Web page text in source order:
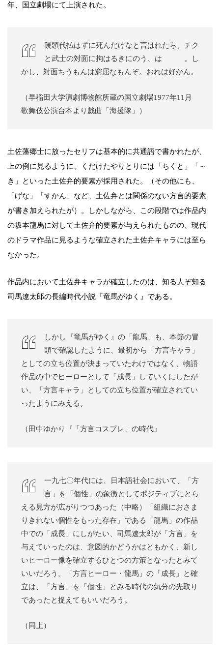
年、国立劇場にて上演された。
饅頭代払はずに死んだげなと言はれたら、チク
と武士の対面に拘はるきにのう、はゝゝゝ。し
かし、対面ちうもんは窮屈なもんぞ。おれは好かん。
（早稲田大学演劇博物館所蔵の国立劇場1977年11月
歌舞伎公演台本より戯曲「海援隊」）
土佐藩郷士に放ったセリフは基本的に共通語で書かれたが、
上の例に見るように、くだけたやりとりには「ちくと」「～
き」といった土佐弁的要素が採用された。（その他にも、
「げな」「すかん」など、土佐弁とは関係のない方言的要素
が書き加えられたが）。しかしながら、この段階では作品内
の坂本龍馬に対して土佐弁的要素が与えられたものの、現代
のドラマ作品に見るような確立された土佐弁キャラには至ら
なかった。
作品内において土佐弁キャラが確立したのは、知る人ぞ知る
司馬遼太郎の長編時代小説『竜馬がゆく』である。
しかし『竜馬がゆく』の「龍馬」も、本節の冒
頭で確認したように、最初から「方言キャラ」
としての立ち位置が決まっていたわけではなく、物語
作品の中でヒーローとして「成長」していくにしたが
い、「方言キャラ」としての立ち位置が確立されてい
ったようにみえる。
（田中ゆかり『「方言コスプレ」の時代』
一九七〇年代には、日本語社会において、「方
言」を「個性」の象徴としてポジティブにとら
える見方が広がりつつあった（中略）「組織におさま
りきれない個性をもった存在」である「龍馬」の作品
中での「成長」にしがたい、司馬遼太郎が「方言」を
与えていったのは、意図的かどうかはともかく、新し
いヒーロー像を確立するひとつの方策となったとみて
いいだろう。「方言ヒーロー・龍馬」の「成長」と確
立は、「方言」を「個性」とみる時代の気分の先取り
であったと捉えてもいいだろう。
（同上）